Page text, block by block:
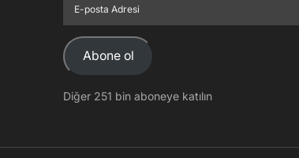
posta
Adresi
Abone ol
Diğer 251 bin aboneye katılın